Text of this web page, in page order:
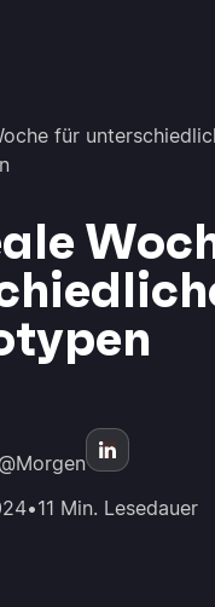
für
•11 Min. Lesedauer